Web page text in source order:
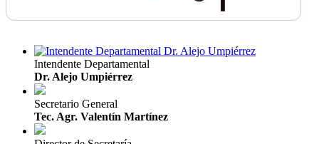
Intendente Departamental
Dr. Alejo Umpiérrez
Secretario General
Tec. Agr. Valentín Martínez